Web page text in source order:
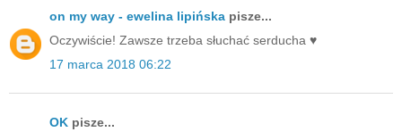
on my way - ewelina lipińska pisze...
Oczywiście! Zawsze trzeba słuchać serducha ♥️
17 marca 2018 06:22
OK pisze...